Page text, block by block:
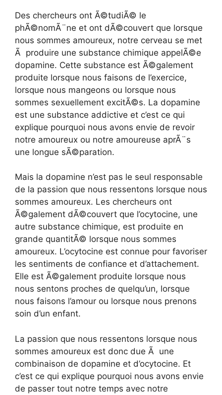
Des chercheurs ont Ã©tudiÃ© le
phÃ©nomÃ¨ne et ont dÃ©couvert que lorsque
nous sommes amoureux, notre cerveau se met
Ã produire une substance chimique appelÃ©e
dopamine. Cette substance est Ã©galement
produite lorsque nous faisons de l’exercice,
lorsque nous mangeons ou lorsque nous
sommes sexuellement excitÃ©s. La dopamine
est une substance addictive et c’est ce qui
explique pourquoi nous avons envie de revoir
notre amoureux ou notre amoureuse aprÃ¨s
une longue sÃ©paration.
Mais la dopamine n’est pas le seul responsable
de la passion que nous ressentons lorsque nous
sommes amoureux. Les chercheurs ont
Ã©galement dÃ©couvert que l’ocytocine, une
autre substance chimique, est produite en
grande quantitÃ© lorsque nous sommes
amoureux. L’ocytocine est connue pour favoriser
les sentiments de confiance et d’attachement.
Elle est Ã©galement produite lorsque nous
nous sentons proches de quelqu’un, lorsque
nous faisons l’amour ou lorsque nous prenons
soin d’un enfant.
La passion que nous ressentons lorsque nous
sommes amoureux est donc due Ã une
combinaison de dopamine et d’ocytocine. Et
c’est ce qui explique pourquoi nous avons envie
de passer tout notre temps avec notre